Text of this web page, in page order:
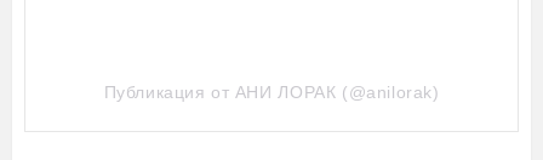
Публикация от АНИ ЛОРАК (@anilorak)